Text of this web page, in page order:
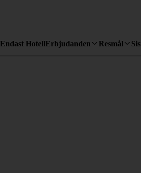
Endast HotellErbjudanden Resmål